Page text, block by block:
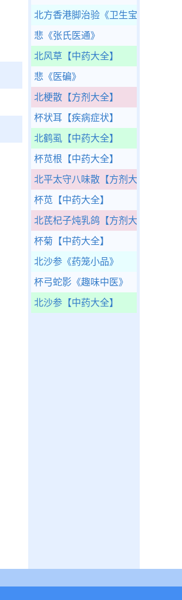
北方香港脚治验 《卫生宝鉴》
悲 《张氏医通》
北风草 【中药大全】
悲 《医碥》
北梗散 【方剂大全】
杯状耳 【疾病症状】
北鹤虱 【中药大全】
杯苋根 【中药大全】
北平太守八味散 【方剂大全】
杯苋 【中药大全】
北芪杞子炖乳鸽 【方剂大全】
杯菊 【中药大全】
北沙参 《药笼小品》
杯弓蛇影 《趣味中医》
北沙参 【中药大全】